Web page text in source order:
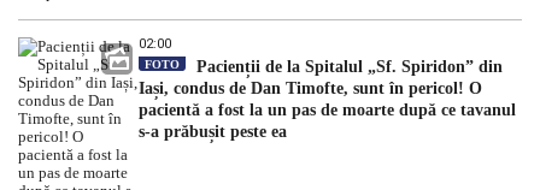
02:00
FOTO
Pacienții de la Spitalul „Sf. Spiridon” din
Iași, condus de Dan Timofte, sunt în pericol! O
pacientă a fost la un pas de moarte după ce tavanul
s-a prăbușit peste ea